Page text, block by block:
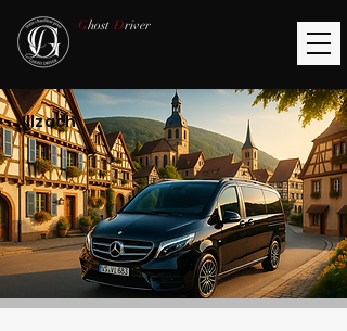
Ghost Driver
Illzach